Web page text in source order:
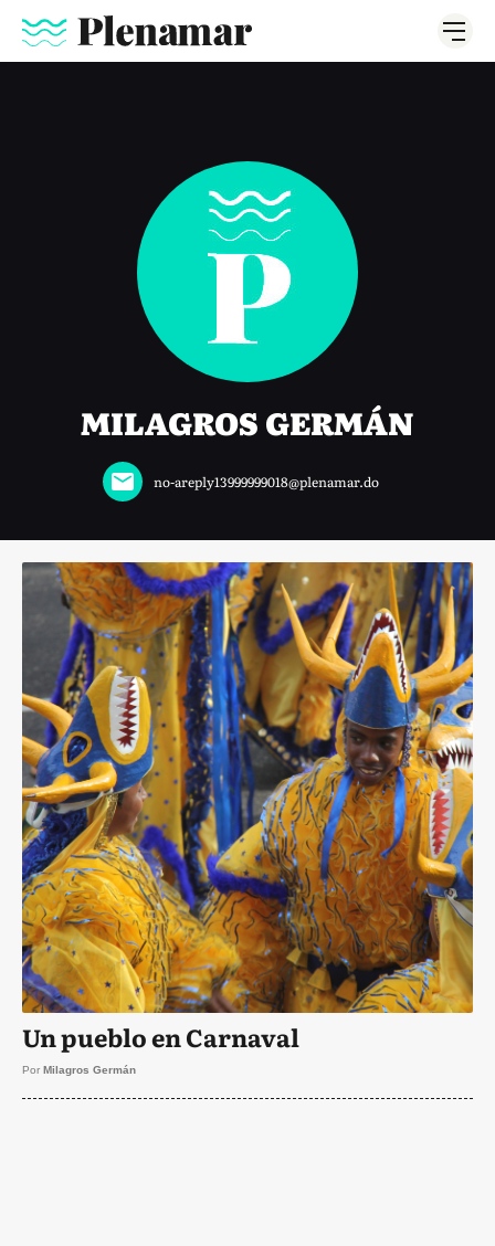
MILAGROS GERMÁN
no-areply13999999018@plenamar.do
Un pueblo en Carnaval
Por Milagros Germán